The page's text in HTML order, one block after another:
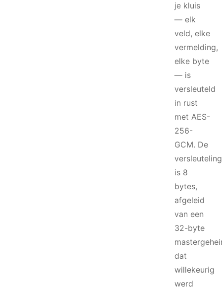
je kluis
— elk
veld, elke
vermelding,
elke byte
— is
versleuteld
in rust
met AES-
256-
GCM. De
is 8
bytes,
afgeleid
van een
32-byte
dat
willekeurig
werd